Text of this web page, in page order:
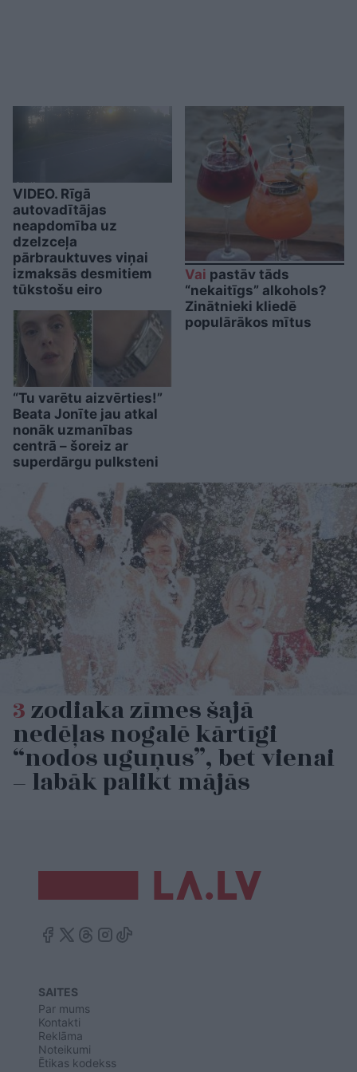
VIDEO. Rīgā
autovadītājas
neapdomība uz
dzelzceļa
pārbrauktuves viņai
izmaksās desmitiem
tūkstošu eiro
“Tu varētu aizvērties!”
Beata Jonīte jau atkal
nonāk uzmanības
centrā – šoreiz ar
superdārgu pulksteni
Vai pastāv tāds
“nekaitīgs” alkohols?
Zinātnieki kliedē
populārākos mītus
3zodiaka zīmes šajā
nedēļas nogalē kārtīgi
“nodos uguņus”, bet vienai
– labāk palikt mājās
SAITES
Par mums
Kontakti
Reklāma
Noteikumi
Ētikas kodekss